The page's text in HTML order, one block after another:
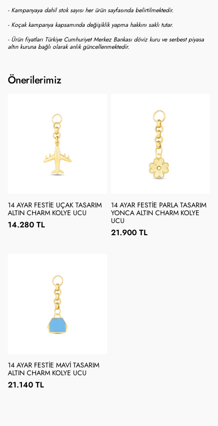
- Kampanyaya dahil stok sayısı her ürün sayfasında belirtilmektedir.
- Koçak kampanya kapsamında değişiklik yapma hakkını saklı tutar.
- Ürün fiyatları Türkiye Cumhuriyet Merkez Bankası döviz kuru ve serbest piyasa
altın kuruna bağlı olarak anlık güncellenmektedir.
Önerilerimiz
14 AYAR FESTIE UÇAK TASARIM
ALTIN CHARM KOLYE UCU
14.280 TL
14 AYAR FESTIE PARLA TASARIM
YONCA ALTIN CHARM KOLYE
UCU
21.900 TL
14 AYAR FESTIE MAVI TASARIM
ALTIN CHARM KOLYE UCU
21.140 TL